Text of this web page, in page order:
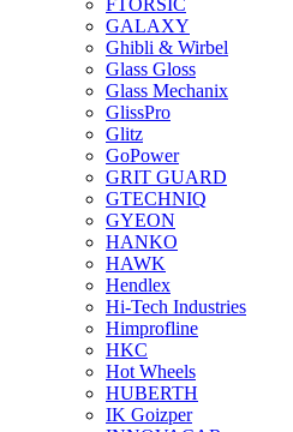
GALAXY
Ghibli & Wirbel
Glass Gloss
Glass Mechanix
GlissPro
Glitz
GoPower
GRIT GUARD
GTECHNIQ
GYEON
HANKO
HAWK
Hendlex
Hi-Tech Industries
Himprofline
HKC
Hot Wheels
HUBERTH
IK Goizper